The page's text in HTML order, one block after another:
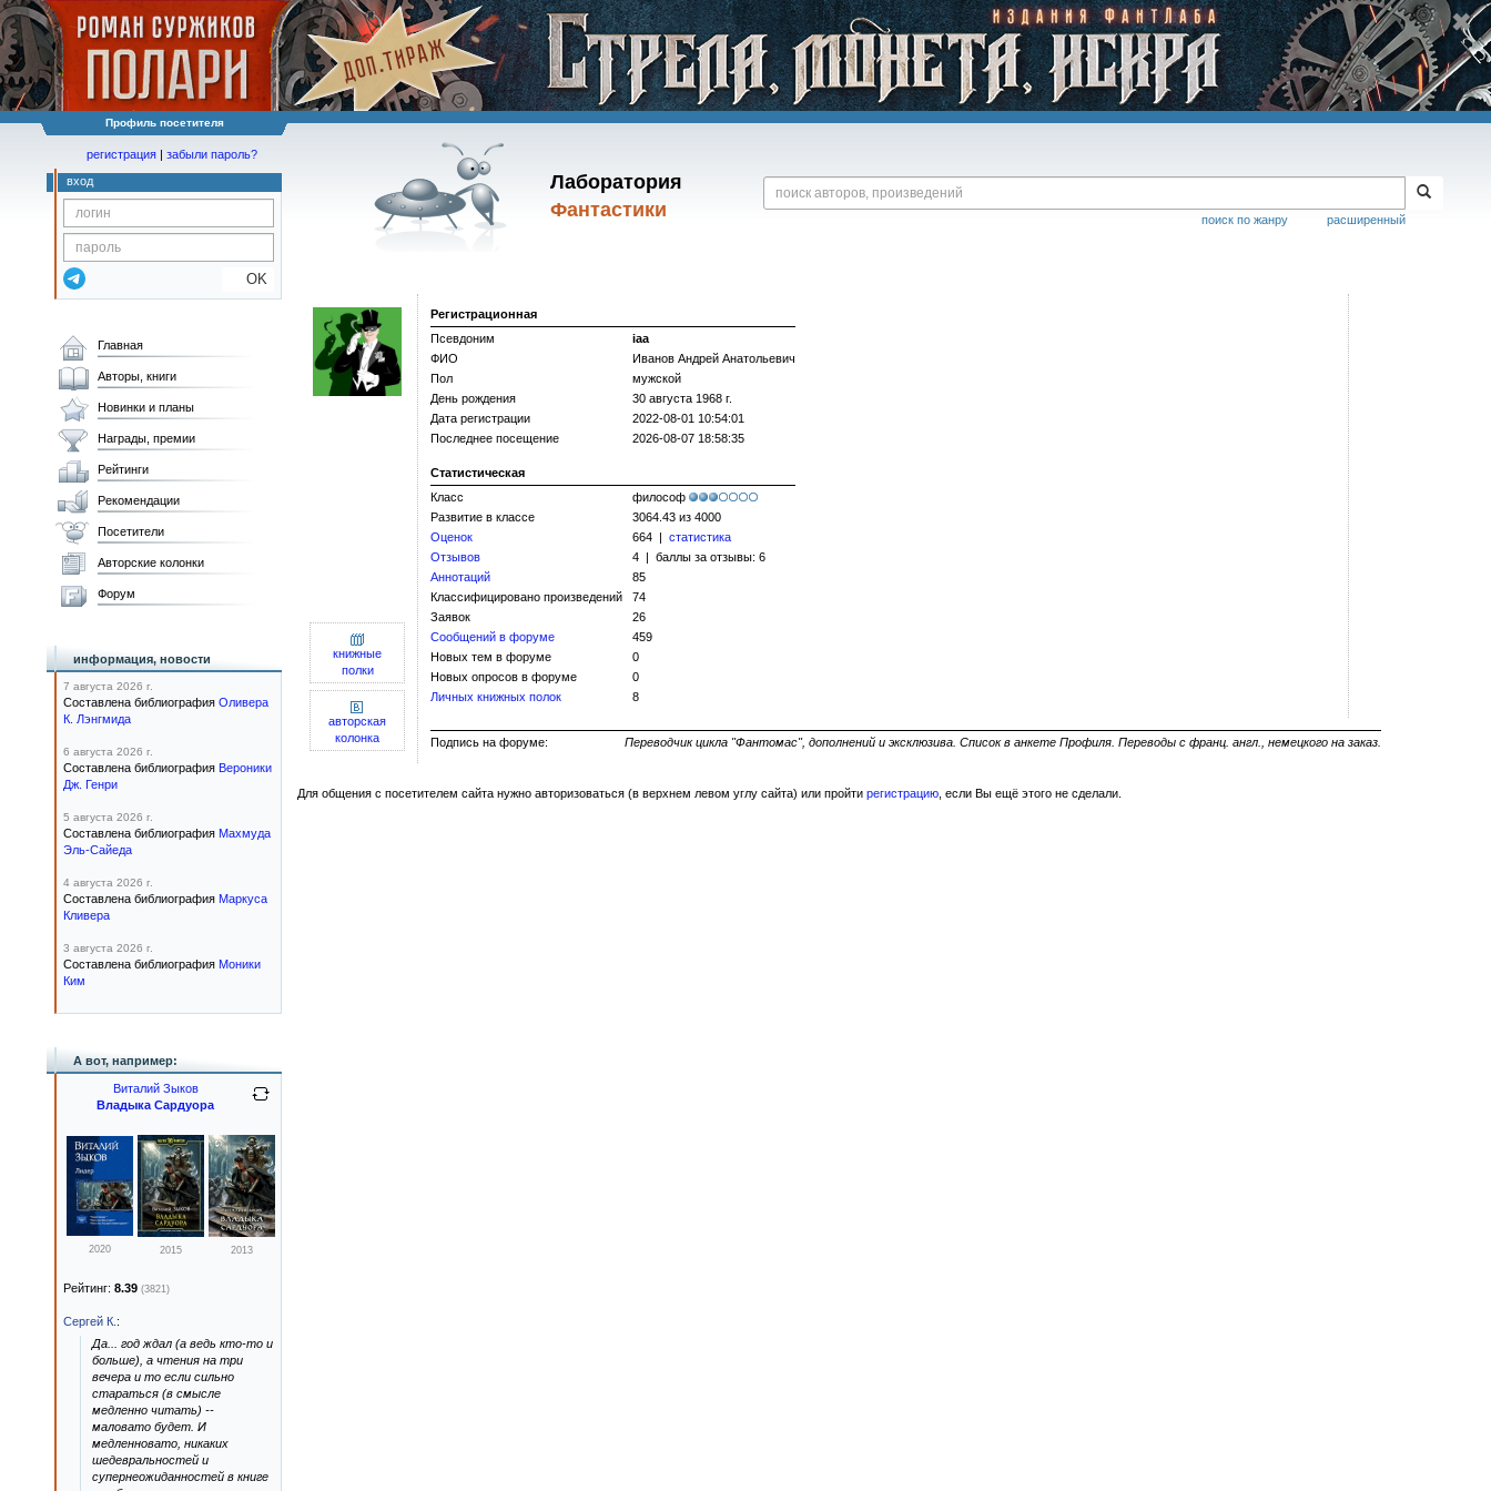
Профиль посетителя
Лаборатория
Фантастики
расширенный
поиск по жанру
регистрация | забыли пароль?
вход
OK
Регистрационная
Псевдоним
iaa
ФИО
Иванов Андрей Анатольевич
Пол
мужской
День рождения
30 августа 1968 г.
Дата регистрации
2022-08-01 10:54:01
Последнее посещение
2026-08-07 18:58:35
Статистическая
Класс
философ
Развитие в классе
3064.43 из 4000
Оценок
664 | статистика
Отзывов
4 | баллы за отзывы: 6
Аннотаций
85
Классифицировано произведений
74
Заявок
26
Сообщений в форуме
459
Новых тем в форуме
0
Новых опросов в форуме
0
Личных книжных полок
8
книжные
полки
авторская
колонка
Подпись на форуме: Переводчик цикла "Фантомас", дополнений и эксклюзива. Список в анкете Профиля. Переводы с франц. англ., немецкого на заказ.
Для общения с посетителем сайта нужно авторизоваться (в верхнем левом углу сайта) или пройти регистрацию , если Вы ещё этого не сделали.
Главная
Авторы, книги
Новинки и планы
Награды, премии
Рейтинги
Рекомендации
Посетители
Авторские колонки
Форум
информация, новости
7 августа 2026 г.
Составлена библиография Оливера
К. Лэнгмида
6 августа 2026 г.
Составлена библиография Вероники
Дж. Генри
5 августа 2026 г.
Составлена библиография Махмуда
Эль-Сайеда
4 августа 2026 г.
Составлена библиография Маркуса
Кливера
3 августа 2026 г.
Составлена библиография Моники
Ким
А вот, например:
Виталий Зыков
Владыка Сардуора
2020 2015 2013
Рейтинг: 8.39 (3821)
Сергей К. :
Да... год ждал (а ведь кто-то и
больше), а чтения на три
вечера и то если сильно
стараться (в смысле
медленно читать) --
маловато будет. И
медленновато, никаких
шедевральностей и
супернеожиданностей в книге